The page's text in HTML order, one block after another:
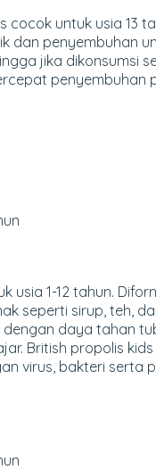
cocok untuk usia 13
dan penyembuhan
jika dikonsumsi
penyembuhan
usia 1-12 tahun.
seperti sirup, teh,
daya tahan
British propolis
virus, bakteri serta